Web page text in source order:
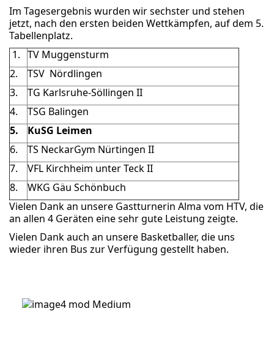
Im Tagesergebnis wurden wir sechster und stehen
jetzt, nach den ersten beiden Wettkämpfen, auf dem 5.
Tabellenplatz.
1. TV Muggensturm
2.
TSV Nördlingen
3.
TG Karlsruhe-Söllingen II
4.
TSG Balingen
5.
KuSG Leimen
6.
TS NeckarGym Nürtingen II
7.
VFL Kirchheim unter Teck II
8.
WKG Gäu Schönbuch
Vielen Dank an unsere Gastturnerin Alma vom HTV, die
an allen 4 Geräten eine sehr gute Leistung zeigte.
Vielen Dank auch an unsere Basketballer, die uns
wieder ihren Bus zur Verfügung gestellt haben.